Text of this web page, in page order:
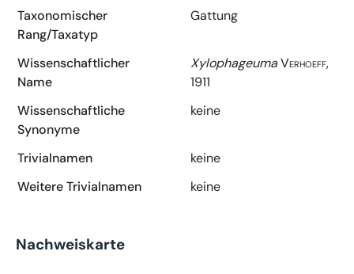
Taxonomischer
Rang/Taxatyp
Gattung
Wissenschaftlicher
Name
XylophageumaVerhoeff,
1911
Wissenschaftliche
Synonyme
keine
Trivialnamen
keine
Weitere Trivialnamen
keine
Nachweiskarte